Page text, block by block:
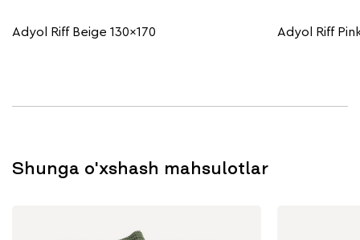
Adyol Riff Beige 130x170 Adyol Riff
Shunga o'xshash mahsulotlar